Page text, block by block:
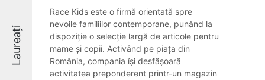
Laureați
Race Kids este o firmă orientată spre
nevoile familiilor contemporane, punând la
dispoziție o selecție largă de articole pentru
mame și copii. Activând pe piața din
România, compania își desfășoară
activitatea preponderent printr-un magazin